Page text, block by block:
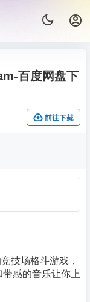
百度网盘下
前往下载
技场格斗游戏，
感的音乐让你上